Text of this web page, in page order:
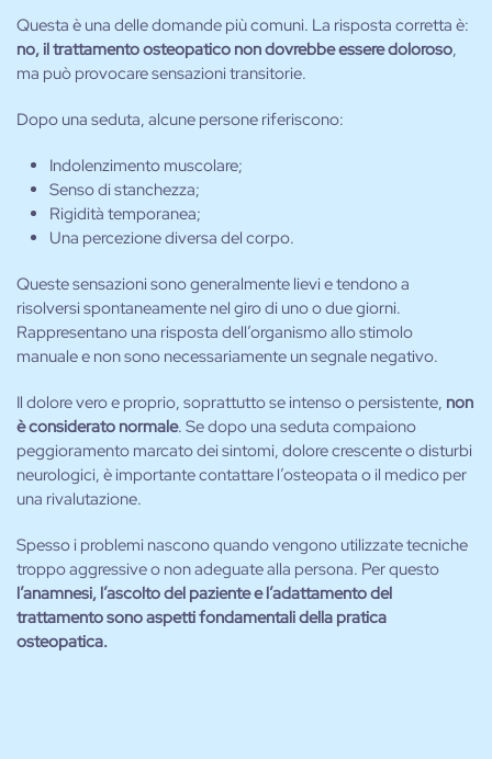
Questa è una delle domande più comuni. La risposta corretta è:
no, il trattamento osteopatico non dovrebbe essere doloroso,
ma può provocare sensazioni transitorie.
Dopo una seduta, alcune persone riferiscono:
Indolenzimento muscolare;
Senso di stanchezza;
Rigidità temporanea;
Una percezione diversa del corpo.
Queste sensazioni sono generalmente lievi e tendono a
risolversi spontaneamente nel giro di uno o due giorni.
Rappresentano una risposta dell’organismo allo stimolo
manuale e non sono necessariamente un segnale negativo.
Il dolore vero e proprio, soprattutto se intenso o persistente, non
è considerato normale. Se dopo una seduta compaiono
peggioramento marcato dei sintomi, dolore crescente o disturbi
neurologici, è importante contattare l’osteopata o il medico per
una rivalutazione.
Spesso i problemi nascono quando vengono utilizzate tecniche
troppo aggressive o non adeguate alla persona. Per questo
l’anamnesi, l’ascolto del paziente e l’adattamento del
trattamento sono aspetti fondamentali della pratica
osteopatica.